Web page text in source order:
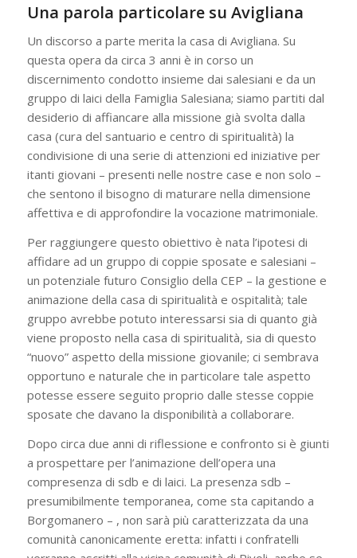
Una parola particolare su Avigliana
Un discorso a parte merita la casa di Avigliana. Su
questa opera da circa 3 anni è in corso un
discernimento condotto insieme dai salesiani e da un
gruppo di laici della Famiglia Salesiana; siamo partiti dal
desiderio di affiancare alla missione già svolta dalla
casa (cura del santuario e centro di spiritualità) la
condivisione di una serie di attenzioni ed iniziative per
itanti giovani – presenti nelle nostre case e non solo –
che sentono il bisogno di maturare nella dimensione
affettiva e di approfondire la vocazione matrimoniale.
Per raggiungere questo obiettivo è nata l’ipotesi di
affidare ad un gruppo di coppie sposate e salesiani –
un potenziale futuro Consiglio della CEP – la gestione e
animazione della casa di spiritualità e ospitalità; tale
gruppo avrebbe potuto interessarsi sia di quanto già
viene proposto nella casa di spiritualità, sia di questo
“nuovo” aspetto della missione giovanile; ci sembrava
opportuno e naturale che in particolare tale aspetto
potesse essere seguito proprio dalle stesse coppie
sposate che davano la disponibilità a collaborare.
Dopo circa due anni di riflessione e confronto si è giunti
a prospettare per l’animazione dell’opera una
compresenza di sdb e di laici. La presenza sdb –
presumibilmente temporanea, come sta capitando a
Borgomanero – , non sarà più caratterizzata da una
comunità canonicamente eretta: infatti i confratelli